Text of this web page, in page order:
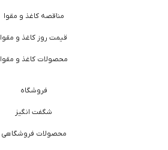
مناقصه کاغذ و مقوا
قیمت روز کاغذ و مقوا
محصولات کاغذ و مقوا
فروشگاه
شگفت انگیز
محصولات فروشگاهی